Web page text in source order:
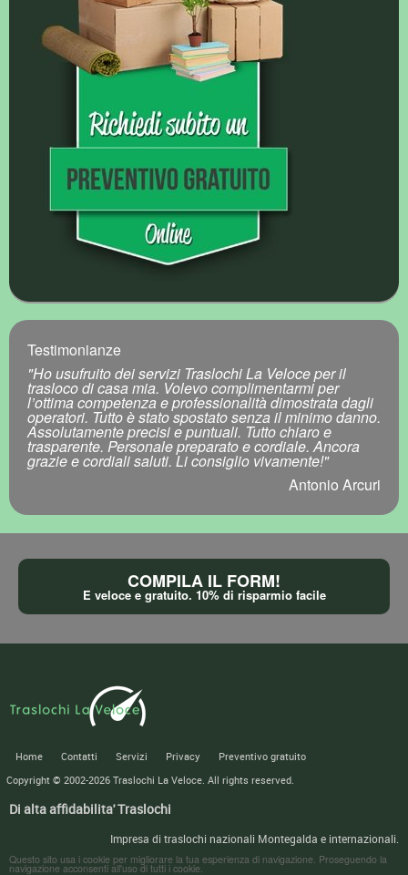
Testimonianze
"Ho usufruito dei servizi Traslochi La Veloce per il
trasloco di casa mia. Volevo complimentarmi per
l’ottima competenza e professionalità dimostrata dagli
operatori. Tutto è stato spostato senza il minimo danno.
Assolutamente precisi e puntuali. Tutto chiaro e
trasparente. Personale preparato e cordiale. Ancora
grazie e cordiali saluti. Li consiglio vivamente!"
Antonio Arcuri
COMPILA IL FORM!
E veloce e gratuito. 10% di risparmio facile
Home Contatti Servizi Privacy
Preventivo gratuito
Copyright © 2002-2026 Traslochi La Veloce. All rights reserved.
Di alta affidabilita' Traslochi
Impresa di traslochi nazionali Montegalda e internazionali.
Questo sito usa i cookie per migliorare la tua esperienza di navigazione. Proseguendo la
navigazione acconsenti all'uso di tutti i cookie.